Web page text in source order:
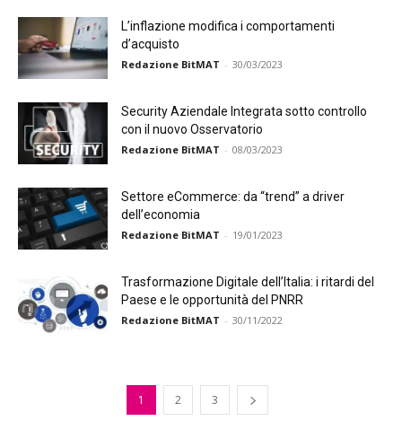
L’inflazione modifica i comportamenti
d’acquisto
Redazione BitMAT - 30/03/2023
Security Aziendale Integrata sotto controllo
con il nuovo Osservatorio
Redazione BitMAT - 08/03/2023
Settore eCommerce: da “trend” a driver
dell’economia
Redazione BitMAT - 19/01/2023
Trasformazione Digitale dell’Italia: i ritardi del
Paese e le opportunità del PNRR
Redazione BitMAT - 30/11/2022
1 2 3